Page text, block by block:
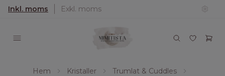
Inkl. moms Exkl. moms
Hem Kristaller
Trumlat & Cuddles